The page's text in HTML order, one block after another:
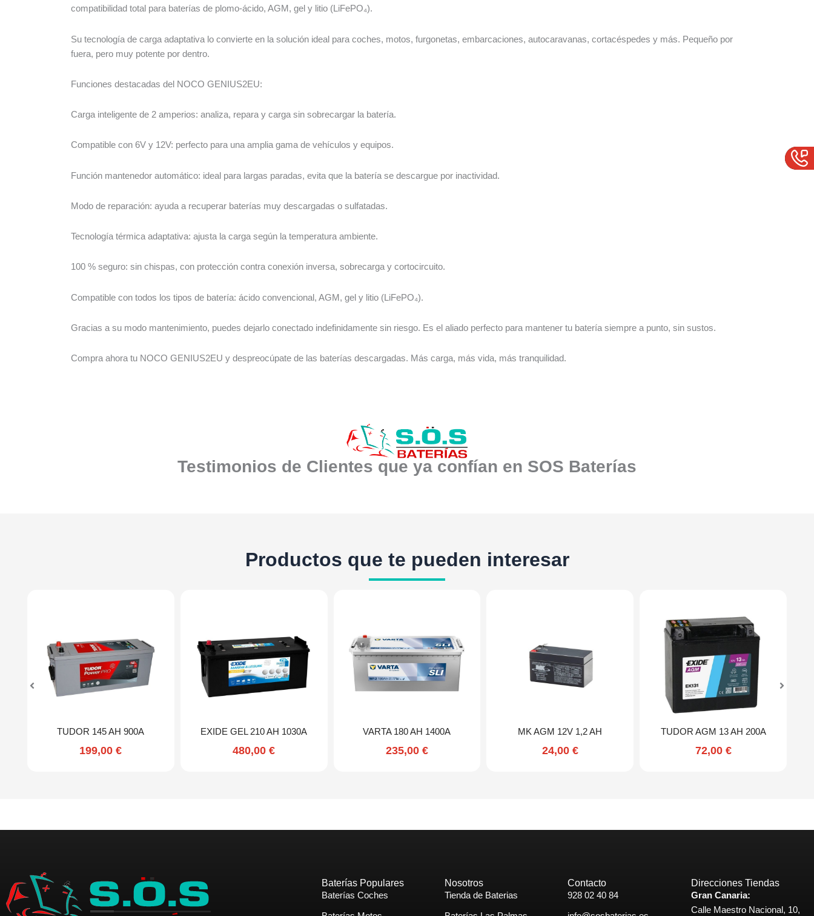
compatibilidad total para baterías de plomo-ácido, AGM, gel y litio (LiFePO₄).
Su tecnología de carga adaptativa lo convierte en la solución ideal para coches, motos, furgonetas, embarcaciones, autocaravanas, cortacéspedes y más. Pequeño por
fuera, pero muy potente por dentro.
Funciones destacadas del NOCO GENIUS2EU:
Carga inteligente de 2 amperios: analiza, repara y carga sin sobrecargar la batería.
Compatible con 6V y 12V: perfecto para una amplia gama de vehículos y equipos.
Función mantenedor automático: ideal para largas paradas, evita que la batería se descargue por inactividad.
Modo de reparación: ayuda a recuperar baterías muy descargadas o sulfatadas.
Tecnología térmica adaptativa: ajusta la carga según la temperatura ambiente.
100 % seguro: sin chispas, con protección contra conexión inversa, sobrecarga y cortocircuito.
Compatible con todos los tipos de batería: ácido convencional, AGM, gel y litio (LiFePO₄).
Gracias a su modo mantenimiento, puedes dejarlo conectado indefinidamente sin riesgo. Es el aliado perfecto para mantener tu batería siempre a punto, sin sustos.
Compra ahora tu NOCO GENIUS2EU y despreocúpate de las baterías descargadas. Más carga, más vida, más tranquilidad.
Testimonios de Clientes que ya confían en SOS Baterías
Productos que te pueden interesar
TUDOR 145 AH 900A
199,00€
EXIDE GEL 210 AH 1030A
480,00€
VARTA 180 AH 1400A
235,00 €
MK AGM 12V 1,2 AH
24,00 €
TUDOR AGM 13 AH 200A
72,00 €
Baterías Populares
Baterías Coches
Nosotros
Tienda de Baterias
Contacto
928 02 40 84
Direcciones Tiendas
Gran Canaria:
Calle Maestro Nacional, 10,